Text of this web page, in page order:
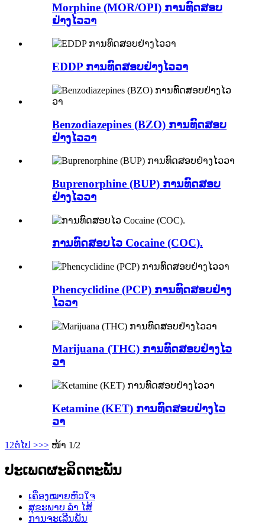
Morphine (MOR/OPI) ການທົດສອບ
ຢ່າງໄວວາ
EDDP ການທົດສອບຢ່າງໄວວາ
Benzodiazepines (BZO) ການທົດສອບ
ຢ່າງໄວວາ
Buprenorphine (BUP) ການທົດສອບ
ຢ່າງໄວວາ
ການທົດສອບໄວ Cocaine (COC).
Phencyclidine (PCP) ການທົດສອບຢ່າງ
ໄວວາ
Marijuana (THC) ການທົດສອບຢ່າງໄວ
ວາ
Ketamine (KET) ການທົດສອບຢ່າງໄວ
ວາ
1 2ຕໍ່ໄປ >>> ໜ້າ 1/2
ປະເພດຜະລິດຕະພັນ
ເຄື່ອງໝາຍຫົວໃຈ
ສຸຂະພາບ ລຳ ໄສ້
ການຈະເລີນພັນ